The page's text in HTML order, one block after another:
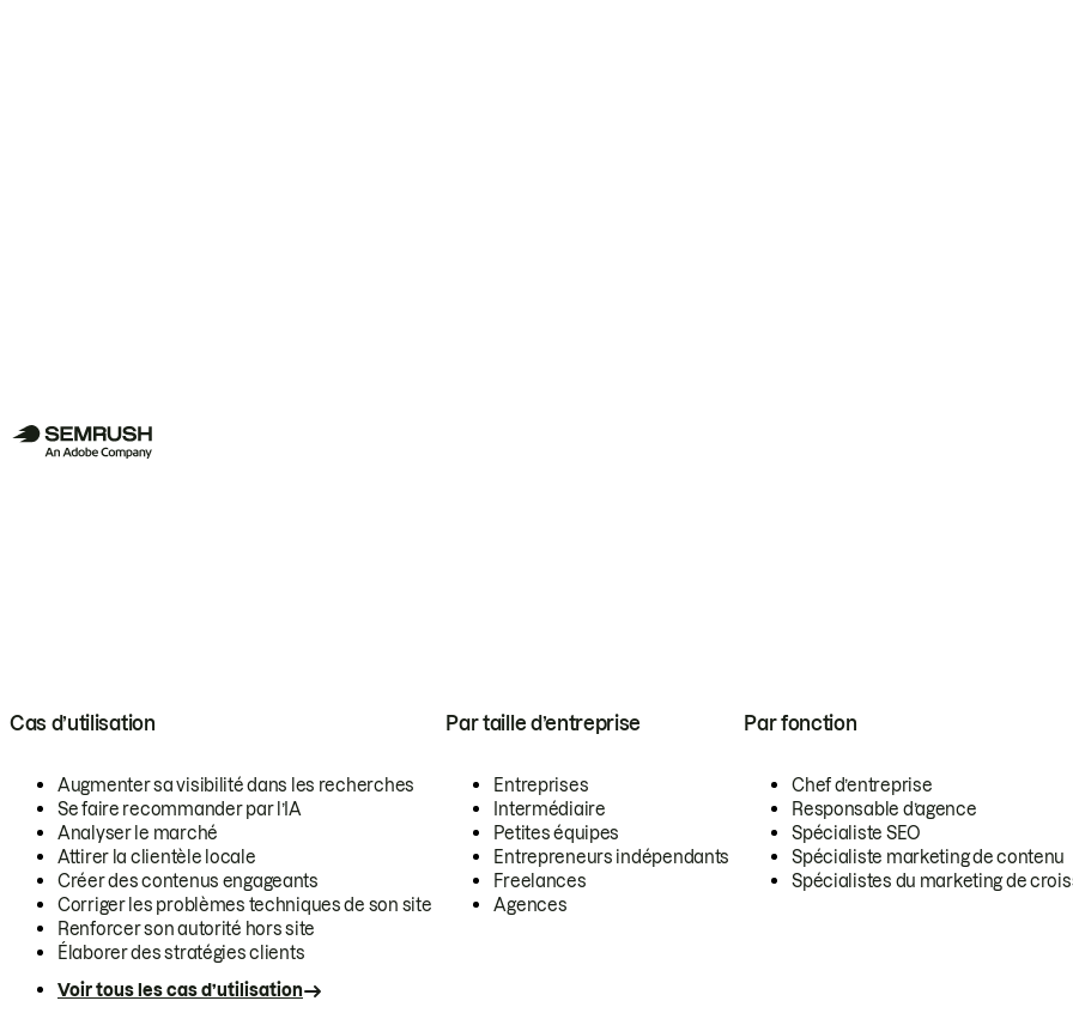
Cas d’utilisation
Augmenter sa visibilité dans les recherches
Se faire recommander par l’IA
Analyser le marché
Attirer la clientèle locale
Créer des contenus engageants
Corriger les problèmes techniques de son site
Renforcer son autorité hors site
Élaborer des stratégies clients
Voir tous les cas d’utilisation
Par taille d’entreprise
Entreprises
Intermédiaire
Petites équipes
Entrepreneurs indépendants
Freelances
Agences
Par fonction
Chef d’entreprise
Responsable d’agence
Spécialiste SEO
Spécialiste marketing de contenu
Spécialistes du marketing de